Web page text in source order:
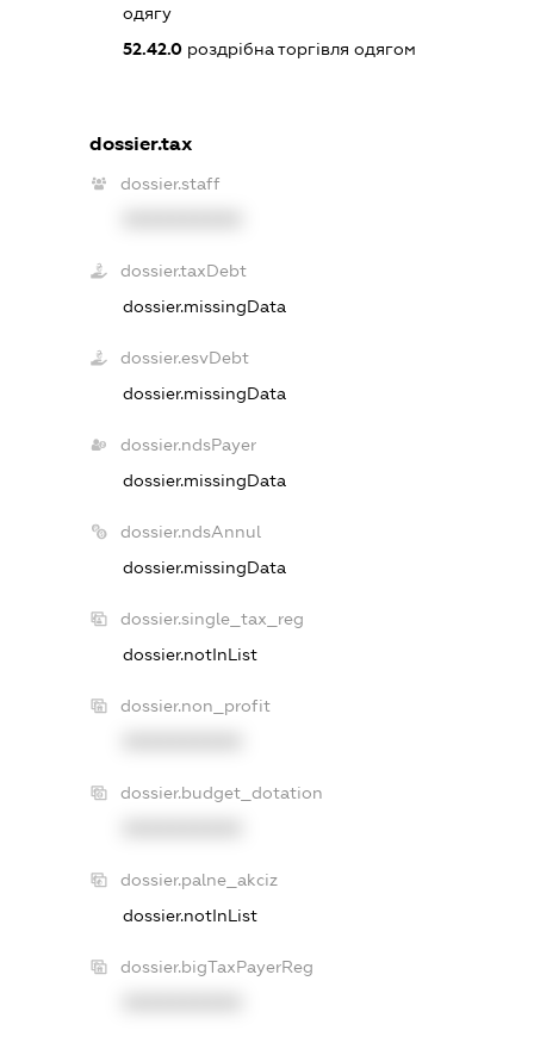
одягу
52.42.0 роздрібна торгівля одягом
dossier.tax
dossier.staff
dossier.taxDebt
dossier.missingData
dossier.esvDebt
dossier.missingData
dossier.ndsPayer
dossier.missingData
dossier.ndsAnnul
dossier.missingData
dossier.single_tax_reg
dossier.notInList
dossier.non_profit
dossier.budget_dotation
dossier.palne_akciz
dossier.notInList
dossier.bigTaxPayerReg